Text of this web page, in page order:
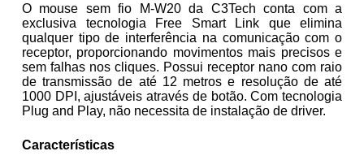
O mouse sem fio M-W20 da C3Tech conta com a
exclusiva tecnologia Free Smart Link que elimina
qualquer tipo de interferência na comunicação com o
receptor, proporcionando movimentos mais precisos e
sem falhas nos cliques. Possui receptor nano com raio
de transmissão de até 12 metros e resolução de até
1000 DPI, ajustáveis através de botão. Com tecnologia
Plug and Play, não necessita de instalação de driver.
Características